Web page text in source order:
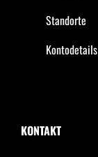
Standorte
Kontodetails
KONTAKT